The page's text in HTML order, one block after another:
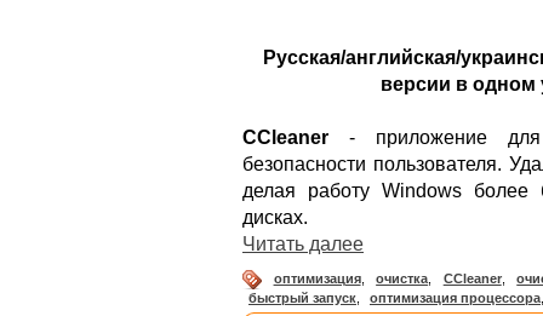
Русская/английская/
версии в одном
CCleaner - приложение для
безопасности пользователя.
делая работу Windows
дисках.
Читать далее
оптимизация, очистка CCleaner,
быстрый запуск
оптимизация процессора